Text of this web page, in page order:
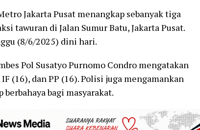
Jakarta Pusat menangkap sebanyak tiga
tawuran di Jalan Sumur Batu, Jakarta Pusat.
(8/6/2025) dini hari.
Pol Susatyo Purnomo Condro mengatakan
(16), dan PP (16). Polisi juga mengamankan
bagi masyarakat.